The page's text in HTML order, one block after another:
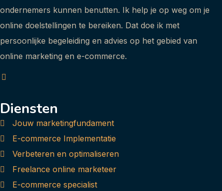
ondernemers kunnen benutten. Ik help je op weg om je
online doelstellingen te bereiken. Dat doe ik met
persoonlijke begeleiding en advies op het gebied van
online marketing en e-commerce.
Diensten
Jouw marketingfundament
E-commerce Implementatie
Verbeteren en optimaliseren
Freelance online marketeer
E-commerce specialist